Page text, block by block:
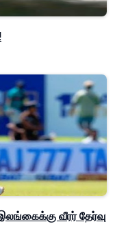
வீரர் தேர்வு